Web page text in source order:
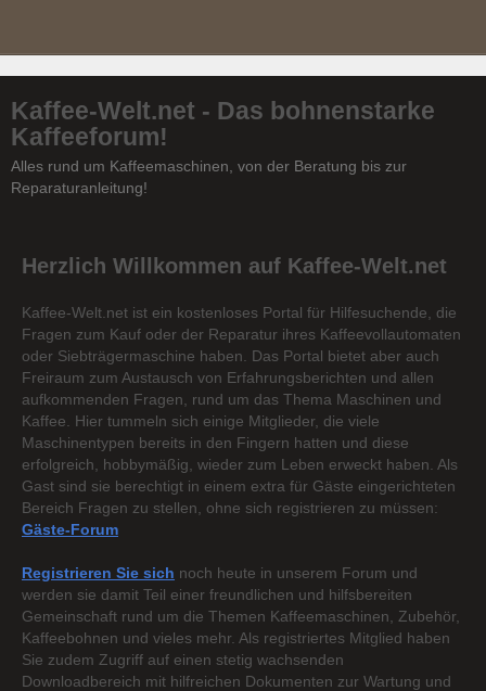
Kaffee-Welt.net - Das bohnenstarke
Kaffeeforum!
Alles rund um Kaffeemaschinen, von der Beratung bis zur
Reparaturanleitung!
Herzlich Willkommen auf Kaffee-Welt.net
Kaffee-Welt.net ist ein kostenloses Portal für Hilfesuchende, die
Fragen zum Kauf oder der Reparatur ihres Kaffeevollautomaten
oder Siebträgermaschine haben. Das Portal bietet aber auch
Freiraum zum Austausch von Erfahrungsberichten und allen
aufkommenden Fragen, rund um das Thema Maschinen und
Kaffee. Hier tummeln sich einige Mitglieder, die viele
Maschinentypen bereits in den Fingern hatten und diese
erfolgreich, hobbymäßig, wieder zum Leben erweckt haben. Als
Gast sind sie berechtigt in einem extra für Gäste eingerichteten
Bereich Fragen zu stellen, ohne sich registrieren zu müssen:
Gäste-Forum
Registrieren Sie sich noch heute in unserem Forum und
werden sie damit Teil einer freundlichen und hilfsbereiten
Gemeinschaft rund um die Themen Kaffeemaschinen, Zubehör,
Kaffeebohnen und vieles mehr. Als registriertes Mitglied haben
Sie zudem Zugriff auf einen stetig wachsenden
Downloadbereich mit hilfreichen Dokumenten zur Wartung und